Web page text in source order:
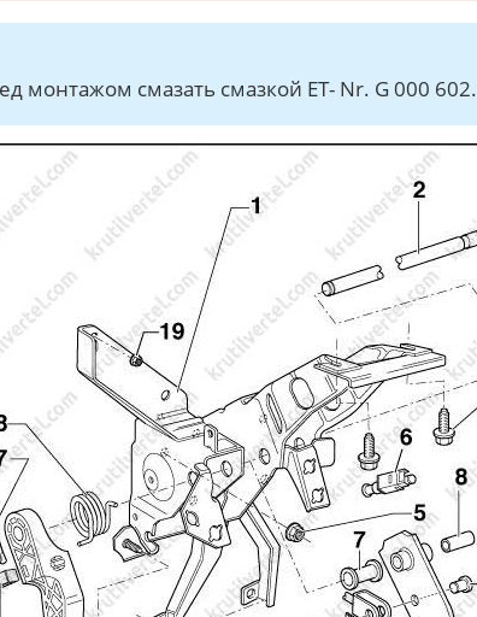
монтажом смазать смазкой ET- Nr. G 000 602.